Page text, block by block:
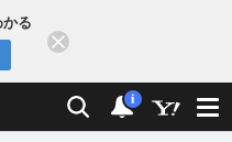
る
検索 通知
i